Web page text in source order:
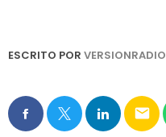
ESCRITO POR VERSIONRADIO
email